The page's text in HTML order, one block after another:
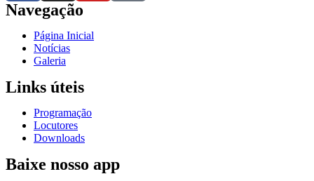
Navegação
Página Inicial
Notícias
Galeria
Links úteis
Programação
Locutores
Downloads
Baixe nosso app